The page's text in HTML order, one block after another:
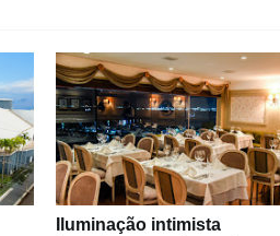
Iluminação intimista